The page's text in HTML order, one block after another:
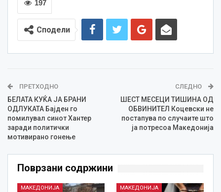
197
Сподели
ПРЕТХОДНО
БЕЛАТА КУЌА ЈА БРАНИ
ОДЛУКАТА Бајден го
помилувал синот Хантер
заради политички
мотивирано гонење
СЛЕДНО
ШЕСТ МЕСЕЦИ ТИШИНА ОД
ОБВИНИТЕЛ Коцевски не
постапува по случаите што
ја потресоа Македонија
Поврзани содржини
МАКЕДОНИЈА МАКЕДОНИЈА